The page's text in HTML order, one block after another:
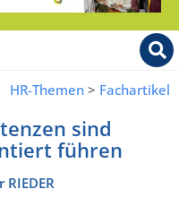
HR-Themen > Fachartikel
sind
führen